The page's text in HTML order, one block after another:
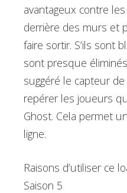
avantageux contre
derrière des murs et
faire sortir. S’ils sont
sont presque
suggéré le capteur
repérer les joueurs
Ghost. Cela permet
ligne.
Raisons d’utiliser ce
Saison 5